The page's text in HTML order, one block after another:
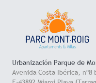
Urbanización Parque de
Avenida Costa Ibérica, nº8